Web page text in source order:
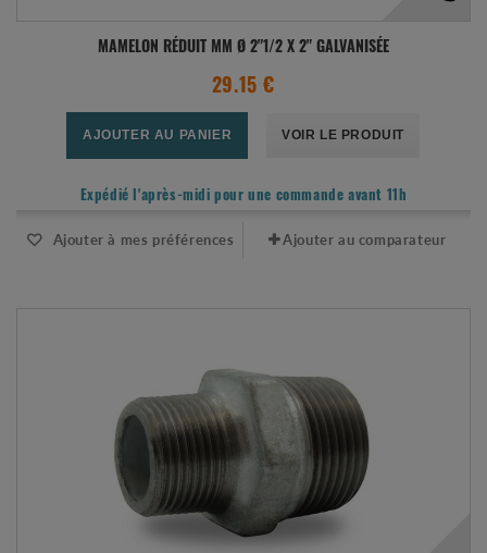
MAMELON RÉDUIT MM Ø 2"1/2 X 2" GALVANISÉE
29.15 €
AJOUTER AU PANIER VOIR LE PRODUIT
Expédié l'après-midi pour une commande avant 11h
Ajouter à mes préférences Ajouter au comparateur